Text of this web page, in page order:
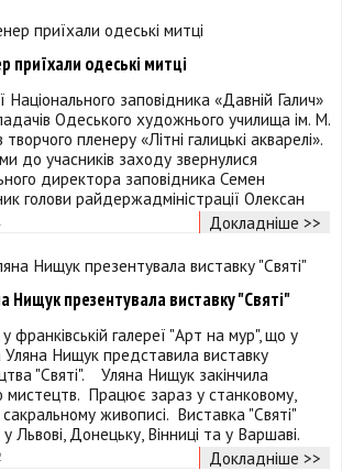
приїхали одеські митці
Національного заповідника «Давній Галич»
Одеського художнього училища ім. М.
пленеру «Літні галицькі акварелі».
до учасників заходу звернулися
директора заповідника Семен
голови райдержадміністрації Олексан
Докладніше >>
Нищук презентувала виставку "Святі"
у франківській галереї "Арт на мур", що у
Уляна Нищук представила виставку
"Святі". Уляна Нищук закінчила
мистецтв. Працює зараз у станковому,
живописі. Виставка "Святі"
Львові, Донецьку, Вінниці та у Варшаві.
Докладніше >>